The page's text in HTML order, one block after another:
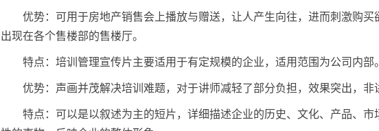
优势：可用于房地产销售会上播放与赠送，让人产生向往，进而刺激购
出现在各个售楼部的售楼厅。
特点：培训管理宣传片主要适用于有定规模的企业，适用范围为公司内部。
优势：声画并茂解决培训难题，对于讲师减轻了部分负担，效果突出，非
特点：可以是以叙述为主的短片，详细描述企业的历史、文化、产品、